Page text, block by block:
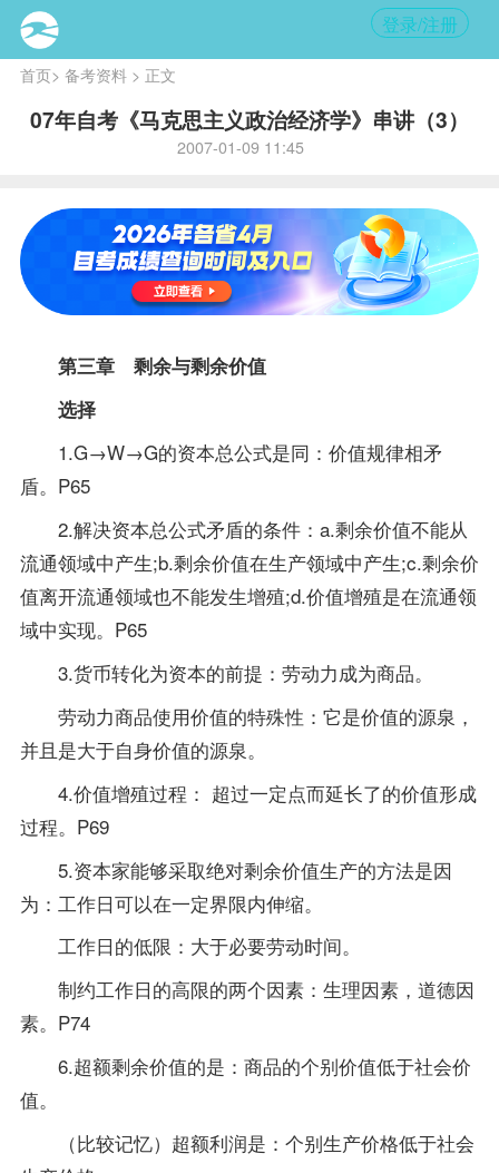
登录/注册
首页> 备考资料> 正文
07年自考《马克思主义政治经济学》串讲（3）
2007-01-09 11:45
第三章 剩余与剩余价值
选择
1.G→W→G的资本总公式是同：价值规律相矛
盾。P65
2.解决资本总公式矛盾的条件：a.剩余价值不能从
流通领域中产生;b.剩余价值在生产领域中产生;c.剩余价
值离开流通领域也不能发生增殖;d.价值增殖是在流通领
域中实现。P65
3.货币转化为资本的前提：劳动力成为商品。
劳动力商品使用价值的特殊性：它是价值的源泉，
并且是大于自身价值的源泉。
4.价值增殖过程： 超过一定点而延长了的价值形成
过程。P69
5.资本家能够采取绝对剩余价值生产的方法是因
为：工作日可以在一定界限内伸缩。
工作日的低限：大于必要劳动时间。
制约工作日的高限的两个因素：生理因素，道德因
素。P74
6.超额剩余价值的是：商品的个别价值低于社会价
值。
（比较记忆）超额利润是：个别生产价格低于社会